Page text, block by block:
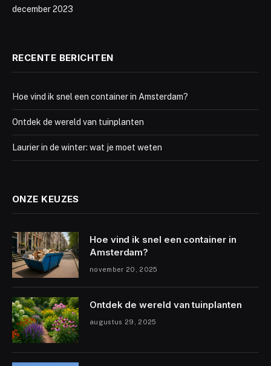
december 2023
RECENTE BERICHTEN
Hoe vind ik snel een container in Amsterdam?
Ontdek de wereld van tuinplanten
Laurier in de winter: wat je moet weten
ONZE KEUZES
Hoe vind ik snel een container in
Amsterdam?
november 20, 2025
Ontdek de wereld van tuinplanten
augustus 29, 2025